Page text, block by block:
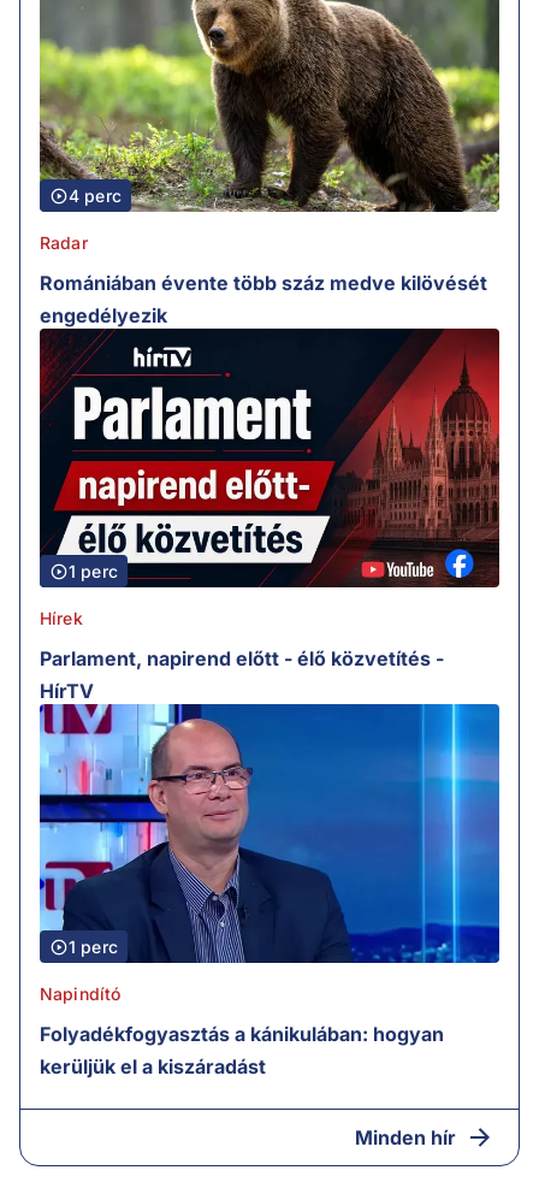
4 perc
Radar
Romániában évente több száz medve kilövését
engedélyezik
1 perc
Hírek
Parlament, napirend előtt - élő közvetítés -
HírTV
1 perc
Napindító
Folyadékfogyasztás a kánikulában: hogyan
kerüljük el a kiszáradást
Minden hír